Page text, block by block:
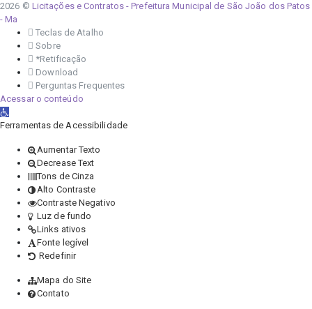
2026 © Licitações e Contratos - Prefeitura Municipal de São João dos Patos
- Ma
Teclas de Atalho
Sobre
*Retificação
Download
Perguntas Frequentes
Acessar o conteúdo
Abrir a barra de ferramentas
Ferramentas de Acessibilidade
Aumentar Texto
Decrease Text
Tons de Cinza
Alto Contraste
Contraste Negativo
Luz de fundo
Links ativos
Fonte legível
Redefinir
Mapa do Site
Contato